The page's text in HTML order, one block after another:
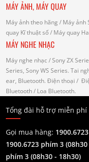
MÁY ẢNH, MÁY QUAY
Máy ảnh theo hãng / Máy ảnh
quay Kĩ thuật số/ Máy quay
MÁY NGHE NHẠC
Máy nghe nhạc / Sony ZX
Series, Sony WS Series. Tai
ear, Bluetooth. Điện thoại /
Bluetooth/ Loa Bluetooth.
Tổng đài hỗ trợ miễn phí
Gọi mua hàng:
1900.6723 phím 3
phím 3 (08h30 - 18h30)